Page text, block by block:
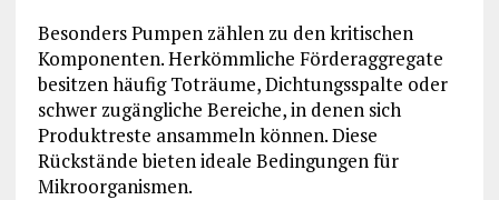
Besonders Pumpen zählen zu den kritischen
Komponenten. Herkömmliche Förderaggregate
besitzen häufig Toträume, Dichtungsspalte oder
schwer zugängliche Bereiche, in denen sich
Produktreste ansammeln können. Diese
Rückstände bieten ideale Bedingungen für
Mikroorganismen.